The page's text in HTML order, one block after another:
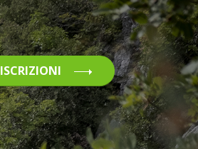
ISCRIZIONI